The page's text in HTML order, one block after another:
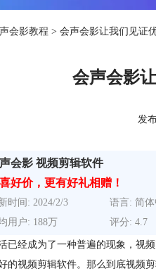
会影教程 > 会声会影让我们见证
会声会影
发
会影 视频剪辑软件
好价，更有好礼相赠！
时间: 2024/2/3 语言: 简体
用户: 188万
评分: 4.7
已经成为了一种普遍的现象，视
的视频剪辑软件。那么到底视频